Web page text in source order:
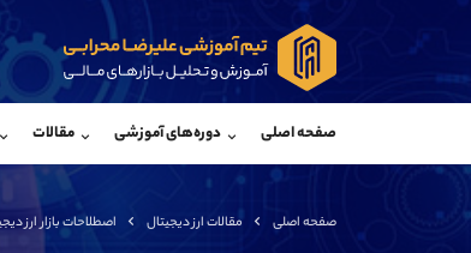
صفحه اصلی دوره‌های آموزشی مقالات
صفحه اصلی مقالات ارز دیجیتال اصطلاحات بازار ارز
واتساپ شروع گفتگو
@Armteam_admin_por
107